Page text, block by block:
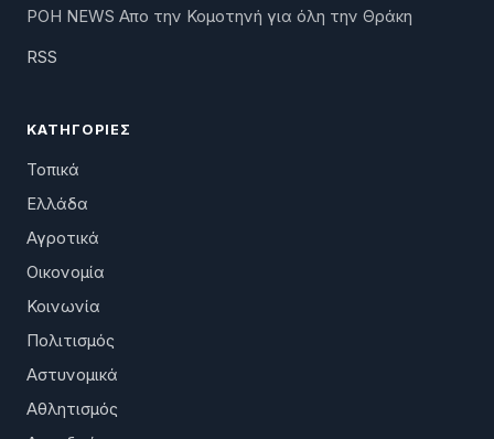
ΡΟΗ NEWS Απο την Κομοτηνή για όλη την Θράκη
RSS
ΚΑΤΗΓΟΡΊΕΣ
Τοπικά
Ελλάδα
Αγροτικά
Οικονομία
Κοινωνία
Πολιτισμός
Αστυνομικά
Αθλητισμός